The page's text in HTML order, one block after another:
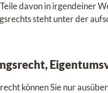
davon in irgendeiner
steht unter der
können Sie nur